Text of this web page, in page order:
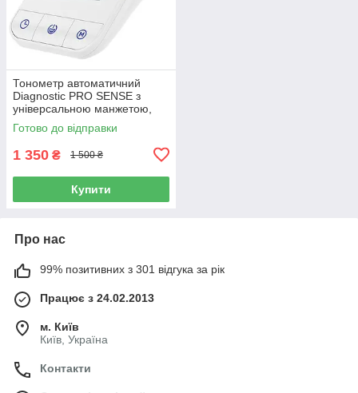
Тонометр автоматичний
Diagnostic PRO SENSE з
універсальною манжетою,
Польща
Готово до відправки
1 350 ₴ 1 500 ₴
Купити
Про нас
99% позитивних з 301 відгука за рік
Працює з 24.02.2013
м. Київ
Київ, Україна
Контакти